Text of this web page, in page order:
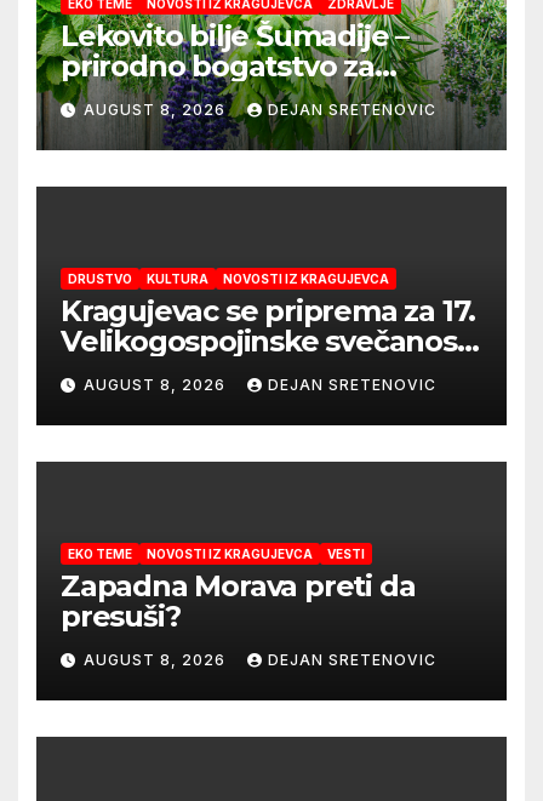
EKO TEME NOVOSTI IZ KRAGUJEVCA ZDRAVLJE
Lekovito bilje Šumadije –
prirodno bogatstvo za
zdravlje i domaće čajeve
AUGUST 8, 2026 DEJAN SRETENOVIC
DRUSTVO KULTURA NOVOSTI IZ KRAGUJEVCA
Kragujevac se priprema za 17.
Velikogospojinske svečanosti
koje počinju 27. avgusta!
AUGUST 8, 2026 DEJAN SRETENOVIC
EKO TEME NOVOSTI IZ KRAGUJEVCA VESTI
Zapadna Morava preti da
presuši?
AUGUST 8, 2026 DEJAN SRETENOVIC